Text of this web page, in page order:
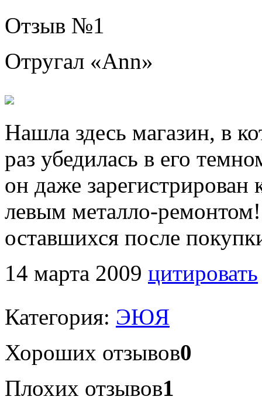
Отзыв №1
Отругал «Ann»
Нашла здесь магазин, в
раз убедилась в его
он даже
левым металло-
оставшихся после
14 марта 2009 цитировать
Категория: ЭЮЯ
Хороших отзывов0
Плохих отзывов1